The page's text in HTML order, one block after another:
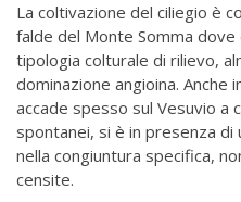
La coltivazione del ciliegio è
falde del Monte Somma
tipologia colturale di rilievo,
dominazione angioina. Anche
accade spesso sul Vesuvio a
spontanei, si è in presenza di
nella congiuntura specifica,
censite.